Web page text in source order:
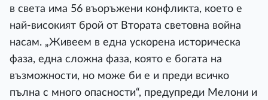
в света има 56 въоръжени конфликта, което е
най-високият брой от Втората световна война
насам. „Живеем в една ускорена историческа
фаза, една сложна фаза, която е богата на
възможности, но може би е и преди всичко
пълна с много опасности“, предупреди Мелони и